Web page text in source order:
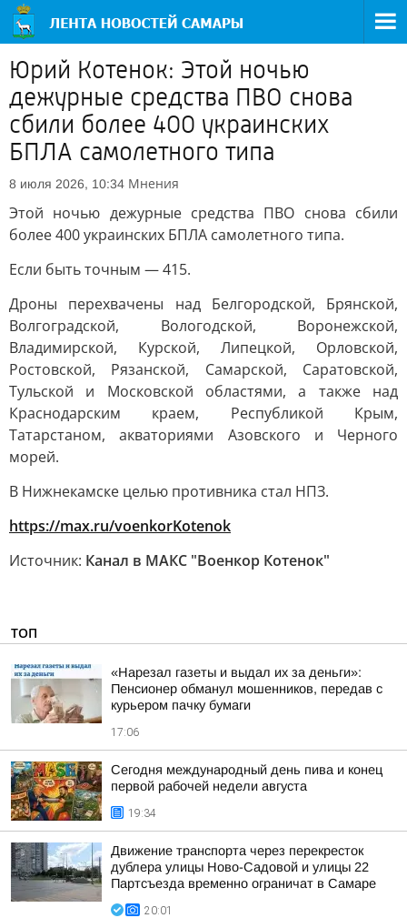
Юрий Котенок: Этой ночью
дежурные средства ПВО снова
сбили более 400 украинских
БПЛА самолетного типа
8 июля 2026, 10:34 Мнения
Этой ночью дежурные средства ПВО снова сбили
более 400 украинских БПЛА самолетного типа.
Если быть точным — 415.
Дроны перехвачены над Белгородской, Брянской,
Волгоградской, Вологодской, Воронежской,
Владимирской, Курской, Липецкой, Орловской,
Ростовской, Рязанской, Самарской, Саратовской,
Тульской и Московской областями, а также над
Краснодарским краем, Республикой Крым,
Татарстаном, акваториями Азовского и Черного
морей.
В Нижнекамске целью противника стал НПЗ.
https://max.ru/voenkorKotenok
Источник: Канал в МАКС "Военкор Котенок"
ТОП
«Нарезал газеты и выдал их за деньги»:
Пенсионер обманул мошенников, передав с
курьером пачку бумаги
17:06
Сегодня международный день пива и конец
первой рабочей недели августа
19:34
Движение транспорта через перекресток
дублера улицы Ново-Садовой и улицы 22
Партсъезда временно ограничат в Самаре
20:01